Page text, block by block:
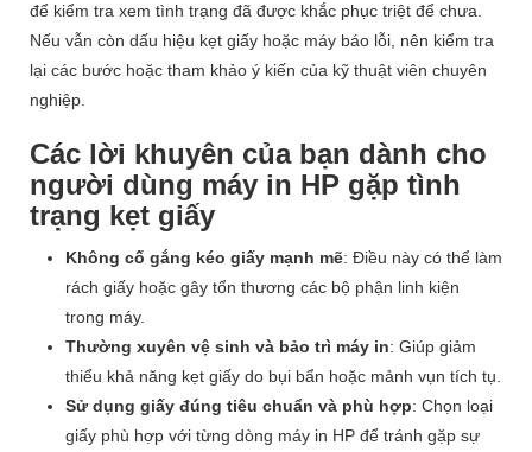
để kiểm tra xem tình trạng đã được khắc phục triệt để chưa.
Nếu vẫn còn dấu hiệu kẹt giấy hoặc máy báo lỗi, nên kiểm tra
lại các bước hoặc tham khảo ý kiến của kỹ thuật viên chuyên
nghiệp.
Các lời khuyên của bạn dành cho
người dùng máy in HP gặp tình
trạng kẹt giấy
Không cố gắng kéo giấy mạnh mẽ: Điều này có thể làm
rách giấy hoặc gây tổn thương các bộ phận linh kiện
trong máy.
Thường xuyên vệ sinh và bảo trì máy in: Giúp giảm
thiểu khả năng kẹt giấy do bụi bẩn hoặc mảnh vụn tích tụ.
Sử dụng giấy đúng tiêu chuẩn và phù hợp: Chọn loại
giấy phù hợp với từng dòng máy in HP để tránh gặp sự